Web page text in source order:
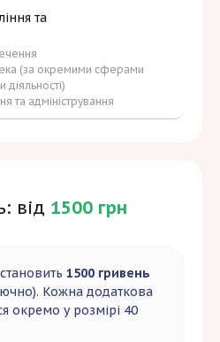
та
(за окремими сферами
та адміністрування
від 1500 грн
1500 гривень
Кожна додаткова
окремо у розмірі 40